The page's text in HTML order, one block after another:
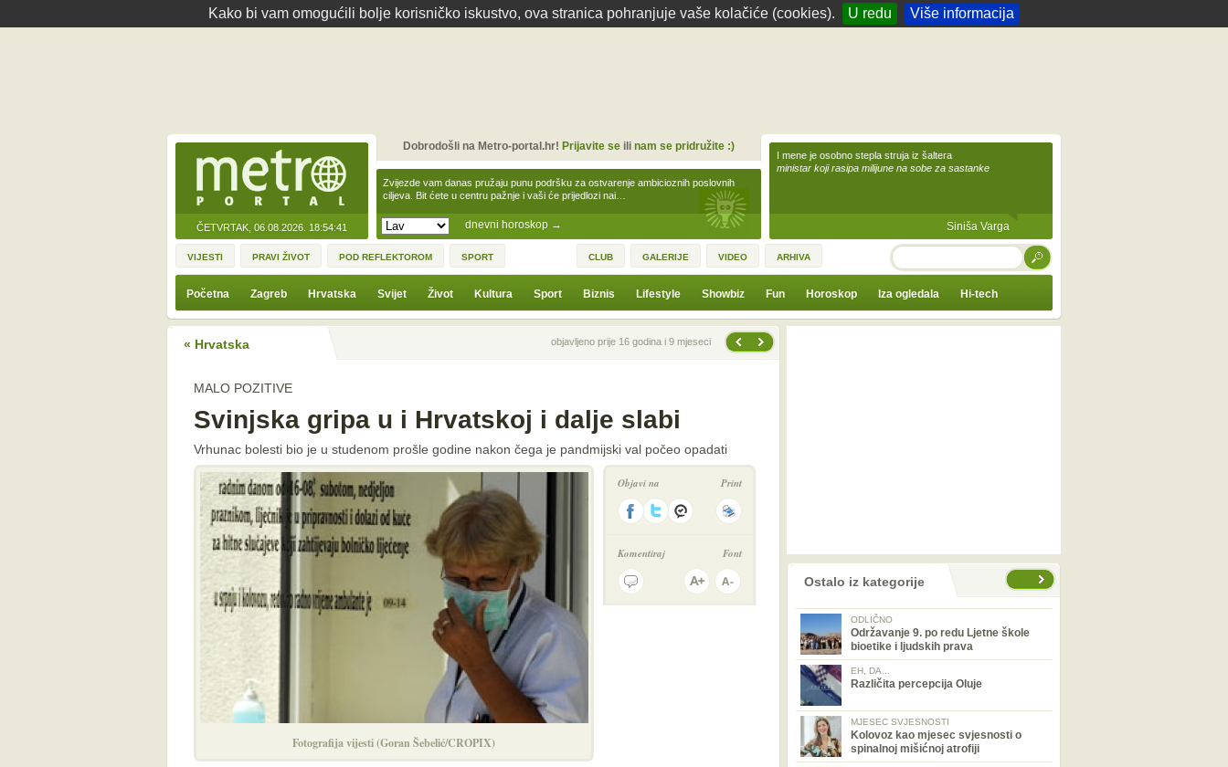
Kako bi vam omogućili bolje korisničko iskustvo, ova stranica pohranjuje vaše kolačiće (cookies). U redu Više informacija
ČETVRTAK, 06.08.2026. 18:54:41 dnevni horoskop →
Zvijezde vam danas pružaju punu podršku za ostvarenje ambicioznih poslovnih
ciljeva. Bit ćete u centru pažnje i vaši će prijedlozi nai…
Dobrodošli na Metro-portal.hr! Prijavite seili nam se pridružite :)
I mene je osobno stepla struja iz šaltera
ministar koji rasipa milijune na sobe za sastanke
Siniša Varga
VIJESTI PRAVI ŽIVOT POD REFLEKTOROM SPORT CLUB GALERIJE VIDEO ARHIVA TRAŽI
Početna Zagreb Hrvatska Svijet Život Kultura Sport Biznis Lifestyle Showbiz Fun Horoskop Iza ogledala Hi-tech
« Hrvatska Prethodna vijestobjavljeno prije 16 godina i 9 mjeseci
MALO POZITIVE
Svinjska gripa u i Hrvatskoj i dalje slabi
Vrhunac bolesti bio je u studenom prošle godine nakon čega je pandmijski val počeo opadati
Fotografija vijesti (Goran Šebelić/CROPIX)
Objavi na Print
Komentiraj Font
prethodno Ostalo iz kategorije
ODLIČNO
Održavanje 9. po redu Ljetne škole
bioetike i ljudskih prava
EH, DA...
Različita percepcija Oluje
MJESEC SVJESNOSTI
Kolovoz kao mjesec svjesnosti o
spinalnoj mišićnoj atrofiji